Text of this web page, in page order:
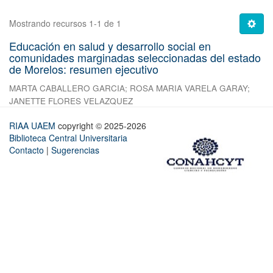
Mostrando recursos 1-1 de 1
Educación en salud y desarrollo social en
comunidades marginadas seleccionadas del estado
de Morelos: resumen ejecutivo
MARTA CABALLERO GARCIA; ROSA MARIA VARELA GARAY;
JANETTE FLORES VELAZQUEZ
RIAA UAEM copyright © 2025-2026
Biblioteca Central Universitaria
Contacto | Sugerencias